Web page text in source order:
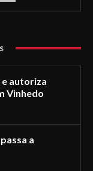
autoriza
Vinhedo
a